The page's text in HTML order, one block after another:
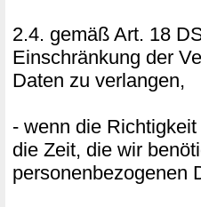
2.4. gemäß Art. 18
Einschränkung der
Daten zu verlangen,
- wenn die
die Zeit, die wir
personenbezogenen